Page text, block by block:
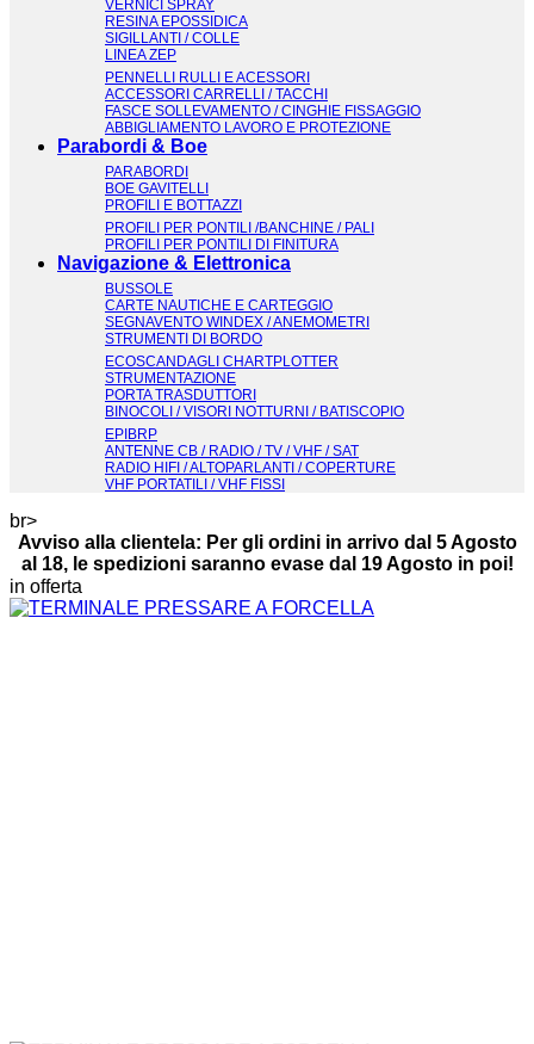
VERNICI SPRAY
RESINA EPOSSIDICA
SIGILLANTI / COLLE
LINEA ZEP
PENNELLI RULLI E ACESSORI
ACCESSORI CARRELLI / TACCHI
FASCE SOLLEVAMENTO / CINGHIE FISSAGGIO
ABBIGLIAMENTO LAVORO E PROTEZIONE
Parabordi & Boe
PARABORDI
BOE GAVITELLI
PROFILI E BOTTAZZI
PROFILI PER PONTILI /BANCHINE / PALI
PROFILI PER PONTILI DI FINITURA
Navigazione & Elettronica
BUSSOLE
CARTE NAUTICHE E CARTEGGIO
SEGNAVENTO WINDEX / ANEMOMETRI
STRUMENTI DI BORDO
ECOSCANDAGLI CHARTPLOTTER
STRUMENTAZIONE
PORTA TRASDUTTORI
BINOCOLI / VISORI NOTTURNI / BATISCOPIO
EPIBRP
ANTENNE CB / RADIO / TV / VHF / SAT
RADIO HIFI / ALTOPARLANTI / COPERTURE
VHF PORTATILI / VHF FISSI
br>
Avviso alla clientela: Per gli ordini in arrivo dal 5 Agosto
al 18, le spedizioni saranno evase dal 19 Agosto in poi!
in offerta